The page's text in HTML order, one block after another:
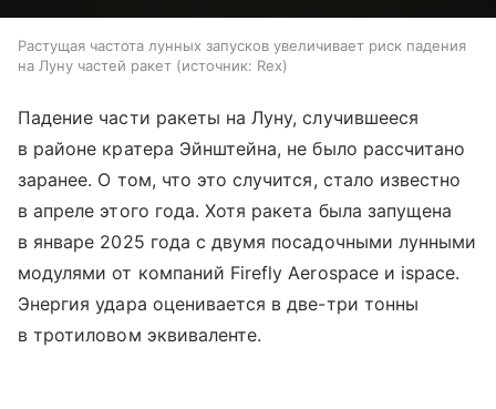
Растущая частота лунных запусков увеличивает риск падения
на Луну частей ракет
источник: Rex
Падение части ракеты на Луну, случившееся
в районе кратера Эйнштейна, не было рассчитано
заранее. О том, что это случится, стало известно
в апреле этого года. Хотя ракета была запущена
в январе 2025 года с двумя посадочными лунными
модулями от компаний Firefly Aerospace и ispace.
Энергия удара оценивается в две-три тонны
в тротиловом эквиваленте.